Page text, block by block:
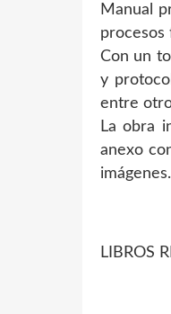
Manual
procesos
Con un
y
entre
La obra
anexo
imágenes.
LIBROS